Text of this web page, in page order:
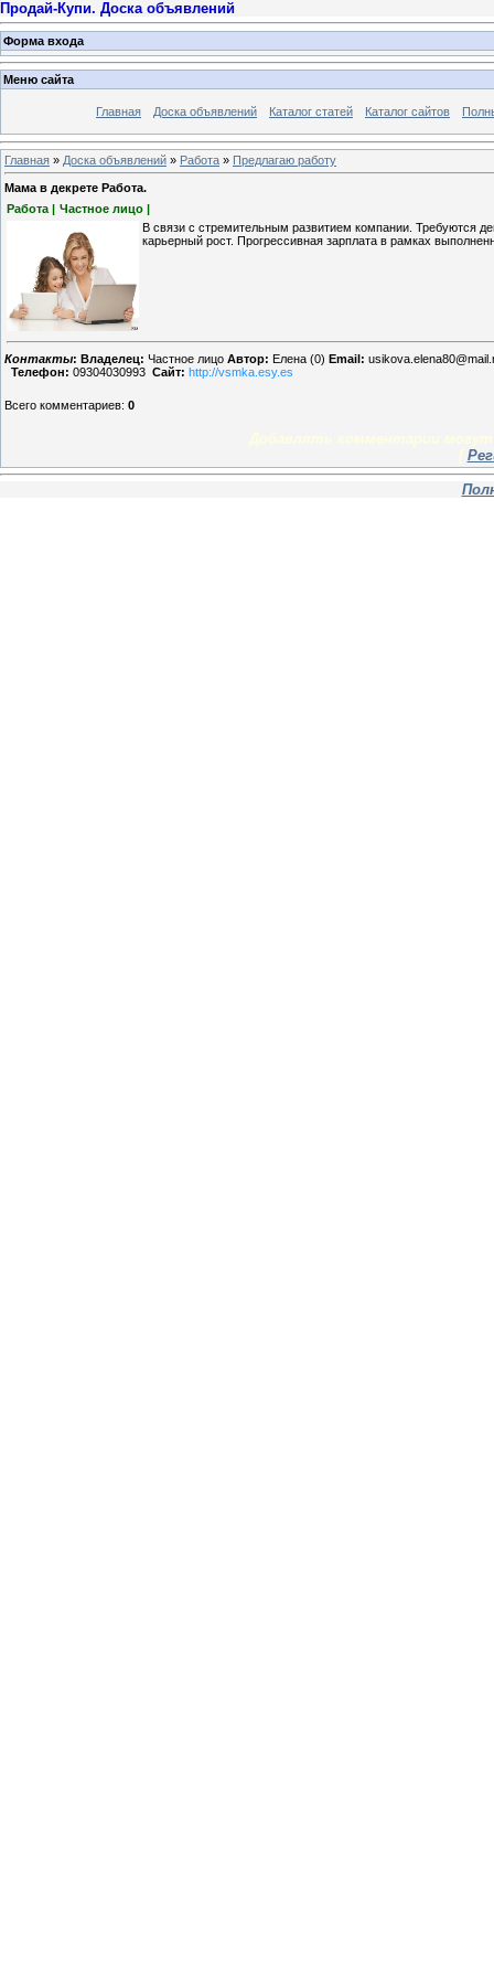
Продай-Купи. Доска объявлений
Форма входа
Меню сайта
Главная Доска объявлений Каталог статей Каталог сайтов
Главная » Доска объявлений » Работа » Предлагаю работу
Мама в декрете Работа.
Работа | Частное лицо |
В связи с стремительным развитием компании. Требуются
карьерный рост. Прогрессивная зарплата в рамках
Контакты: Владелец: Частное лицо Автор: Елена (0) Email:
Телефон: 09304030993 Сайт: http://vsmka.esy.es
Всего комментариев: 0